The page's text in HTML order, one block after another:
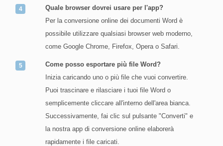
Quale browser dovrei usare per l'app?
Per la conversione online dei documenti Word è
possibile utilizzare qualsiasi browser web moderno,
come Google Chrome, Firefox, Opera o Safari.
Come posso esportare più file Word?
Inizia caricando uno o più file che vuoi convertire.
Puoi trascinare e rilasciare i tuoi file Word o
semplicemente cliccare all'interno dell'area bianca.
Successivamente, fai clic sul pulsante "Converti" e
la nostra app di conversione online elaborerà
rapidamente i file caricati.